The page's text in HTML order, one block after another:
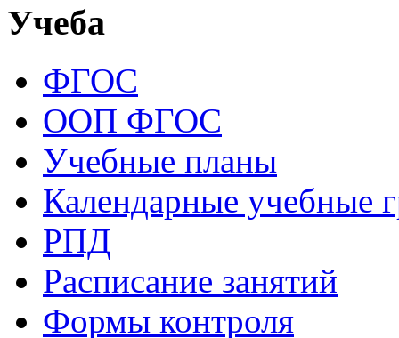
Учеба
ФГОС
ООП ФГОС
Учебные планы
Календарные учебные
РПД
Расписание занятий
Формы контроля